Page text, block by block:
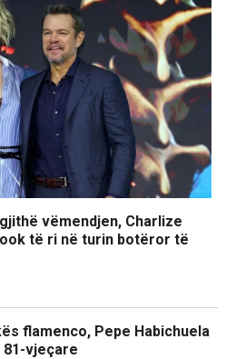
vëmendjen, Charlize
të ri në turin botëror të
flamenco, Pepe Habichuela
vjeçare